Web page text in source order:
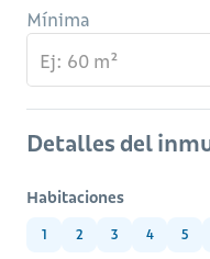
Mínima
Detalles del
Habitaciones
1 2 3 4 5